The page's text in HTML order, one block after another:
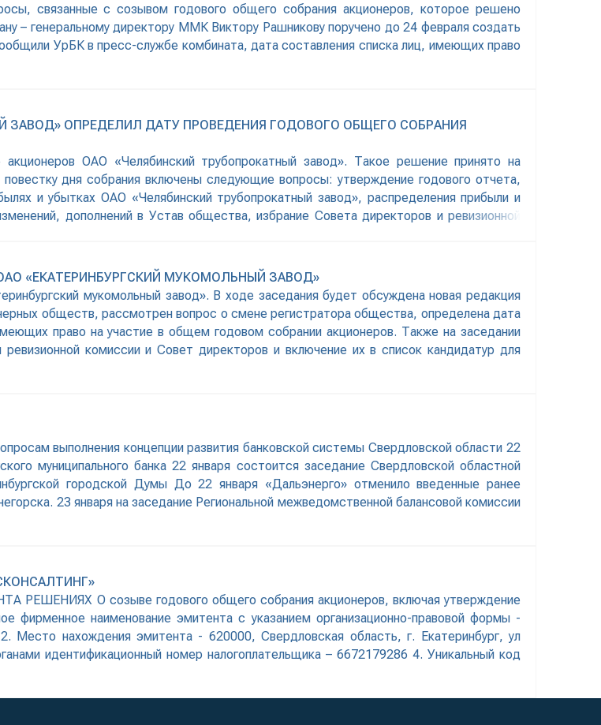
связанные с созывом годового общего собрания акционеров, которое решено
– генеральному директору ММК Виктору Рашникову поручено до 24 февраля создать
УрБК в пресс-службе комбината, дата составления списка лиц, имеющих право
ЗАВОД» ОПРЕДЕЛИЛ ДАТУ ПРОВЕДЕНИЯ ГОДОВОГО ОБЩЕГО СОБРАНИЯ
ОАО «Челябинский трубопрокатный завод». Такое решение принято на
дня собрания включены следующие вопросы: утверждение годового отчета,
и убытках ОАО «Челябинский трубопрокатный завод», распределения прибыли и
дополнений в Устав общества, избрание Совета директоров и ревизионной
«ЕКАТЕРИНБУРГСКИЙ МУКОМОЛЬНЫЙ ЗАВОД»
мукомольный завод». В ходе заседания будет обсуждена новая редакция
обществ, рассмотрен вопрос о смене регистратора общества, определена дата
право на участие в общем годовом собрании акционеров. Также на заседании
комиссии и Совет директоров и включение их в список кандидатур для
выполнения концепции развития банковской системы Свердловской области 22
муниципального банка 22 января состоится заседание Свердловской областной
городской Думы До 22 января «Дальэнерго» отменило введенные ранее
23 января на заседание Региональной межведомственной балансовой комиссии
О созыве годового общего собрания акционеров, включая утверждение
фирменное наименование эмитента с указанием организационно-правовой формы -
Место нахождения эмитента - 620000, Свердловская область, г. Екатеринбург, ул
идентификационный номер налогоплательщика – 6672179286 4. Уникальный код